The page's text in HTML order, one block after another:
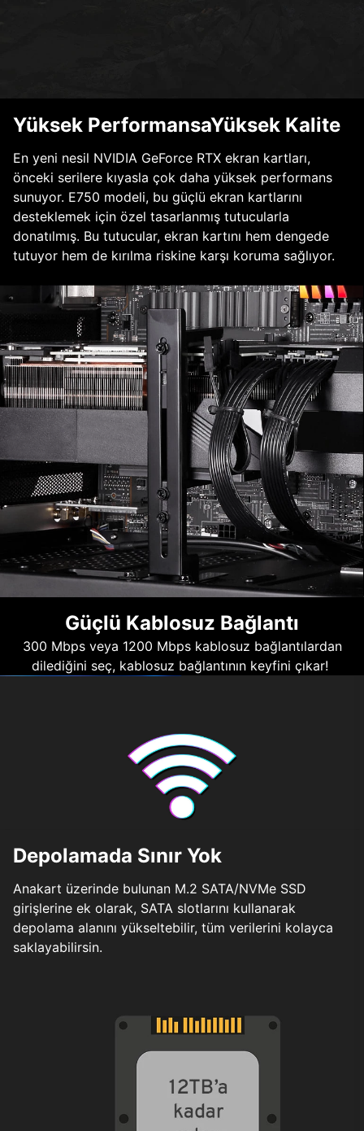
Yüksek PerformansaYüksek Kalite
En yeni nesil NVIDIA GeForce RTX ekran kartları,
önceki serilere kıyasla çok daha yüksek performans
sunuyor. E750 modeli, bu güçlü ekran kartlarını
desteklemek için özel tasarlanmış tutucularla
donatılmış. Bu tutucular, ekran kartını hem dengede
tutuyor hem de kırılma riskine karşı koruma sağlıyor.
Güçlü Kablosuz Bağlantı
300 Mbps veya 1200 Mbps kablosuz bağlantılardan
dilediğini seç, kablosuz bağlantının keyfini çıkar!
Depolamada Sınır Yok
Anakart üzerinde bulunan M.2 SATA/NVMe SSD
girişlerine ek olarak, SATA slotlarını kullanarak
depolama alanını yükseltebilir, tüm verilerini kolayca
saklayabilirsin.